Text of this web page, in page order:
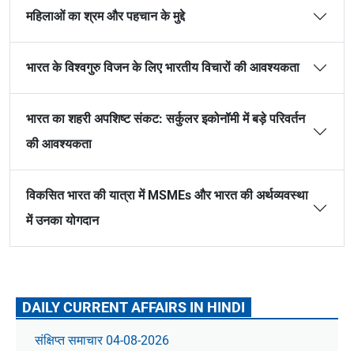
महिलाओं का श्रम और पहचान के मुद्दे
भारत के विश्वगुरु विजन के लिए भारतीय विचारों की आवश्यकता
भारत का शहरी अपशिष्ट संकट: सर्कुलर इकोनॉमी में बड़े परिवर्तन
की आवश्यकता
विकसित भारत की यात्रा में MSMEs और भारत की अर्थव्यवस्था
में उनका योगदान
DAILY CURRENT AFFAIRS IN HINDI
संक्षिप्त समाचार 04-08-2026